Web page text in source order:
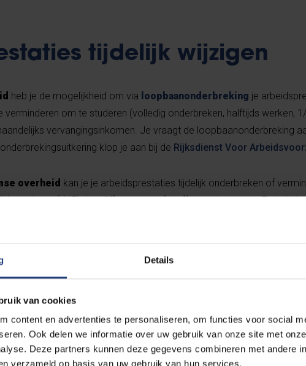
Details
van cookies
content en advertenties te personaliseren, om functies voor social
Ook delen we informatie over uw gebruik van onze site met
Deze partners kunnen deze gegevens combineren met andere
verzameld op basis van uw gebruik van hun services.
tijdelijk wijzigen
heb je de mogelijkheid om via loopbaanonderbreking je
om te studeren (volledig onderbreken, halftijds werken,
vervangingsinkomen. Je vraagt de loopbaanonderbreking
klop je aan bij de Rijksdienst Voor
overheid kan je je arbeidsprestaties tijdelijk onderbreken of
werken of 1/5) doorVlaams zorgkredietop te nemen. Zo krijg je
terwijl je een maandelijkse uitkering krijgt.
tussenkomst voor je
woont en werkt, kan je onder bepaalde voorwaarden een beroep
Vlaamse overheid.